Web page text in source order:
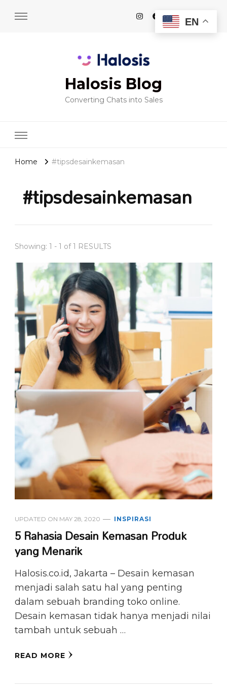
Halosis Blog
Converting Chats into Sales
Home #tipsdesainkemasan
#tipsdesainkemasan
Showing: 1 - 1 of 1 RESULTS
UPDATED ON MAY 28, 2020 INSPIRASI
5 Rahasia Desain Kemasan Produk
yang Menarik
Halosis.co.id, Jakarta – Desain kemasan
menjadi salah satu hal yang penting
dalam sebuah branding toko online.
Desain kemasan tidak hanya menjadi nilai
tambah untuk sebuah …
READ MORE
EN